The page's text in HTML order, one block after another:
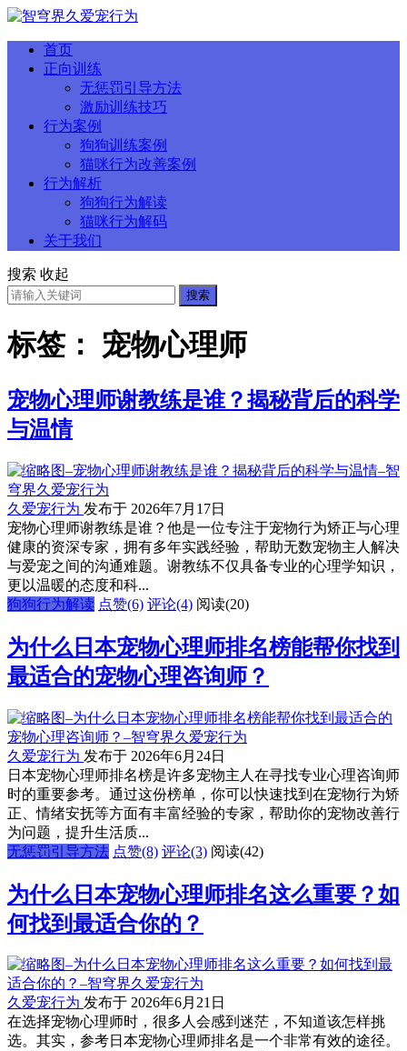
首页
正向训练
无惩罚引导方法
激励训练技巧
行为案例
狗狗训练案例
猫咪行为改善案例
行为解析
狗狗行为解读
猫咪行为解码
关于我们
搜索 收起
搜索
标签： 宠物心理师
宠物心理师谢教练是谁？揭秘背后的科学
与温情
久爱宠行为 发布于 2026年7月17日
宠物心理师谢教练是谁？他是一位专注于宠物行为矫正与心理
健康的资深专家，拥有多年实践经验，帮助无数宠物主人解决
与爱宠之间的沟通难题。谢教练不仅具备专业的心理学知识，
更以温暖的态度和科...
狗狗行为解读 点赞(6) 评论(4) 阅读(20)
为什么日本宠物心理师排名榜能帮你找到
最适合的宠物心理咨询师？
久爱宠行为 发布于 2026年6月24日
日本宠物心理师排名榜是许多宠物主人在寻找专业心理咨询师
时的重要参考。通过这份榜单，你可以快速找到在宠物行为矫
正、情绪安抚等方面有丰富经验的专家，帮助你的宠物改善行
为问题，提升生活质...
无惩罚引导方法 点赞(8) 评论(3) 阅读(42)
为什么日本宠物心理师排名这么重要？如
何找到最适合你的？
久爱宠行为 发布于 2026年6月21日
在选择宠物心理师时，很多人会感到迷茫，不知道该怎样挑
选。其实，参考日本宠物心理师排名是一个非常有效的途径。